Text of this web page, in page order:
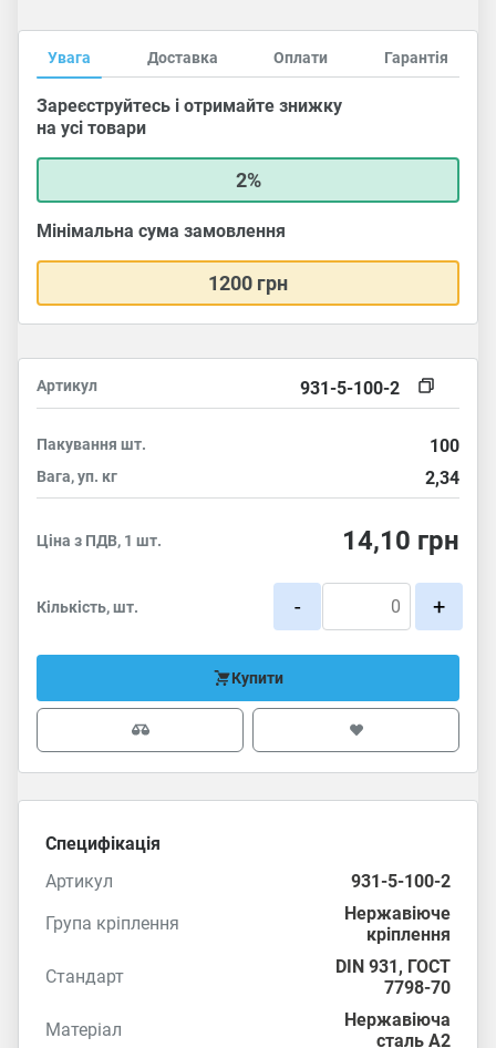
Увага Доставка Оплати Гарантія
Зареєструйтесь і отримайте знижку
на усі товари
2%
Мінімальна сума замовлення
1200 грн
Артикул 931-5-100-2
Пакування шт. 100
Вага, уп. кг 2,34
Ціна з ПДВ, 1 шт. 14,10 грн
Кількість, шт. - +
Купити
Специфікація
Артикул
931-5-100-2
Група кріплення
Нержавіюче
кріплення
Стандарт
DIN 931, ГОСТ
7798-70
Матеріал
Нержавіюча
сталь А2